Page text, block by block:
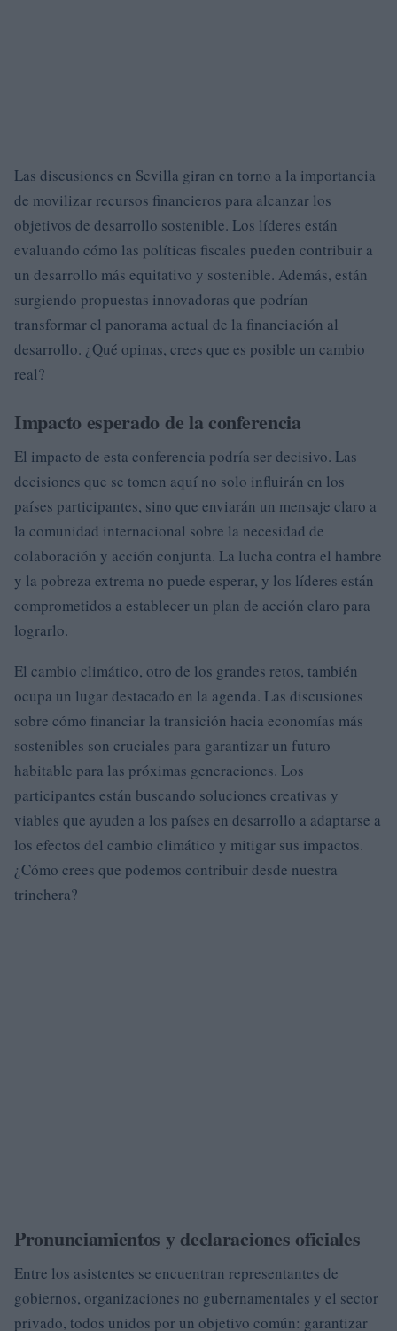
Las discusiones en Sevilla giran en torno a la importancia
de movilizar recursos financieros para alcanzar los
objetivos de desarrollo sostenible. Los líderes están
evaluando cómo las políticas fiscales pueden contribuir a
un desarrollo más equitativo y sostenible. Además, están
surgiendo propuestas innovadoras que podrían
transformar el panorama actual de la financiación al
desarrollo. ¿Qué opinas, crees que es posible un cambio
real?
Impacto esperado de la conferencia
El impacto de esta conferencia podría ser decisivo. Las
decisiones que se tomen aquí no solo influirán en los
países participantes, sino que enviarán un mensaje claro a
la comunidad internacional sobre la necesidad de
colaboración y acción conjunta. La lucha contra el hambre
y la pobreza extrema no puede esperar, y los líderes están
comprometidos a establecer un plan de acción claro para
lograrlo.
El cambio climático, otro de los grandes retos, también
ocupa un lugar destacado en la agenda. Las discusiones
sobre cómo financiar la transición hacia economías más
sostenibles son cruciales para garantizar un futuro
habitable para las próximas generaciones. Los
participantes están buscando soluciones creativas y
viables que ayuden a los países en desarrollo a adaptarse a
los efectos del cambio climático y mitigar sus impactos.
¿Cómo crees que podemos contribuir desde nuestra
trinchera?
Pronunciamientos y declaraciones oficiales
Entre los asistentes se encuentran representantes de
gobiernos, organizaciones no gubernamentales y el sector
privado, todos unidos por un objetivo común: garantizar